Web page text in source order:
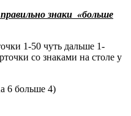
знаки «больше
1-50 чуть дальше 1-
со знаками на столе у
6 больше 4)